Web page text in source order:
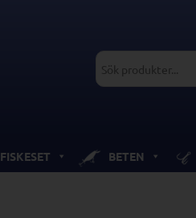
FISKESET BETEN